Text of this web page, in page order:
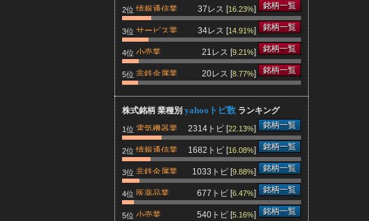
2位 情報通信業 37レス [16.23%] 銘柄一覧
3位 サービス業 34レス [14.91%] 銘柄一覧
4位 小売業 21レス [9.21%] 銘柄一覧
5位 非鉄金属業 20レス [8.77%] 銘柄一覧
株式銘柄 業種別 yahooトピ数 ランキング
1位 電気機器業 2314トピ [22.13%] 銘柄一覧
2位 情報通信業 1682トピ [16.08%] 銘柄一覧
3位 非鉄金属業 1033トピ [9.88%] 銘柄一覧
4位 医薬品業 677トピ [6.47%] 銘柄一覧
5位 小売業 540トピ [5.16%] 銘柄一覧